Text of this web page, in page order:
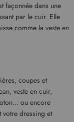
façonnée dans une
par le cuir. Elle
comme la veste en
coupes et
veste en cuir,
ou encore
dressing et